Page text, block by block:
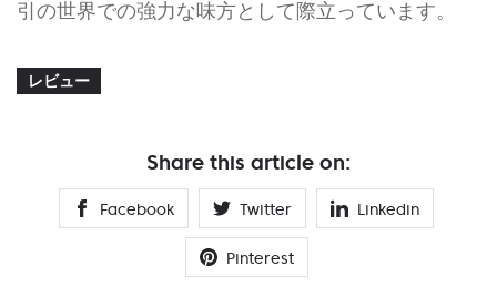
引の世界での強力な味方として際立っています。
レビュー
Share this article on:
Facebook Twitter Linkedin
Pinterest